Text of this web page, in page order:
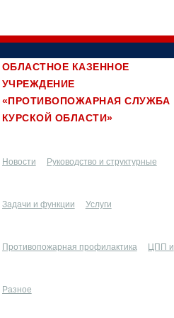
ОБЛАСТНОЕ КАЗЕННОЕ
УЧРЕЖДЕНИЕ
«ПРОТИВОПОЖАРНАЯ СЛУЖБА
КУРСКОЙ ОБЛАСТИ»
Новости Руководство и структурные
подразделения
Задачи и функции Услуги
Противопожарная профилактика ЦПП и
Разное